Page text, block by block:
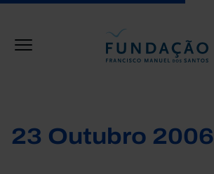
23 Outubro 2006